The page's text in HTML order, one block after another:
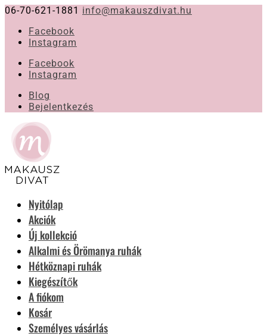
06-70-621-1881 info@makauszdivat.hu
Facebook
Instagram
Facebook
Instagram
Blog
Bejelentkezés
Nyitólap
Akciók
Új kollekció
Alkalmi és Örömanya ruhák
Hétköznapi ruhák
Kiegészítők
A fiókom
Kosár
Személyes vásárlás